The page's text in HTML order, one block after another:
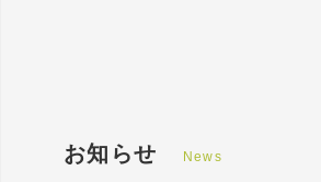
お知らせ News